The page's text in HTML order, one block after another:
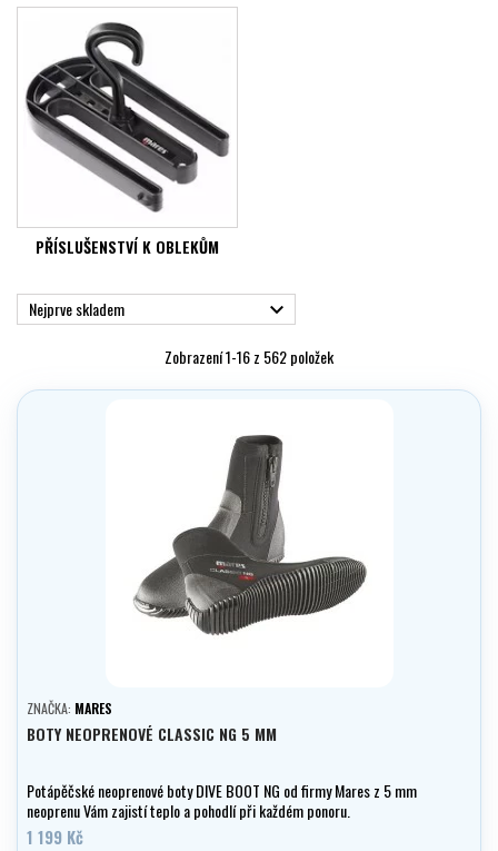
PŘÍSLUŠENSTVÍ K OBLEKŮM
Nejprve skladem 
Zobrazení 1-16 z 562 položek
ZNAČKA: MARES
BOTY NEOPRENOVÉ CLASSIC NG 5 MM
Potápěčské neoprenové boty DIVE BOOT NG od firmy Mares z 5 mm
neoprenu Vám zajistí teplo a pohodlí při každém ponoru.
1 199 Kč